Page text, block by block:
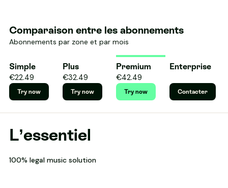
Comparaison entre les abonnements
Abonnements par zone et par mois
Simple
€22.49
Try now
Plus
€32.49
Try now
Premium
€42.49
Try now
Enterprise
Contacter
L’essentiel
100% legal music solution